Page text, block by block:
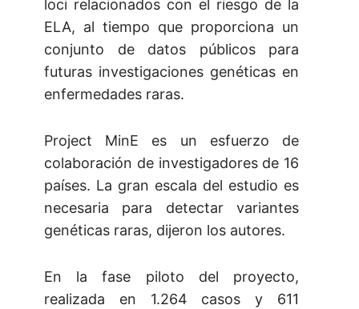
loci relacionados con el riesgo de la
ELA, al tiempo que proporciona un
conjunto de datos públicos para
futuras investigaciones genéticas en
enfermedades raras.
Project MinE es un esfuerzo de
colaboración de investigadores de 16
países. La gran escala del estudio es
necesaria para detectar variantes
genéticas raras, dijeron los autores.
En la fase piloto del proyecto,
realizada en 1.264 casos y 611